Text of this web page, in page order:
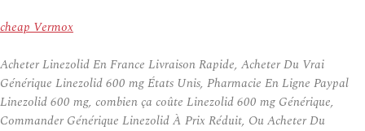
cheap Vermox
Acheter Linezolid En France Livraison Rapide, Acheter Du Vrai
Générique Linezolid 600 mg États Unis, Pharmacie En Ligne Paypal
Linezolid 600 mg, combien ça coûte Linezolid 600 mg Générique,
Commander Générique Linezolid À Prix Réduit, Ou Acheter Du